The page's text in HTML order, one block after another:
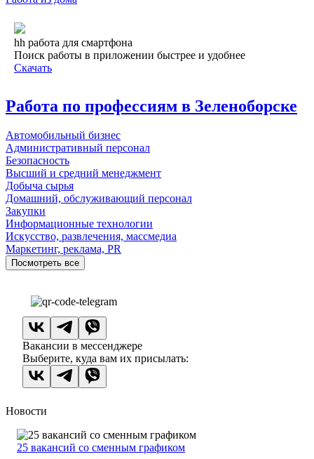
hh работа для смартфона
Поиск работы в приложении быстрее и удобнее
Скачать
Работа по профессиям в Зеленоборске
Автомобильный бизнес
Административный персонал
Безопасность
Высший и средний менеджмент
Добыча сырья
Домашний, обслуживающий персонал
Закупки
Информационные технологии
Искусство, развлечения, массмедиа
Маркетинг, реклама, PR
Посмотреть все
Вакансии в мессенджере
Выберите, куда вам их присылать:
Новости
25 вакансий со сменным графиком